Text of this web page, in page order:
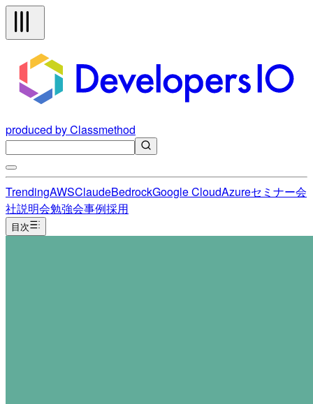
produced by Classmethod
TrendingAWSClaudeBedrockGoogle CloudAzureセミナー会
社説明会勉強会事例採用
目次